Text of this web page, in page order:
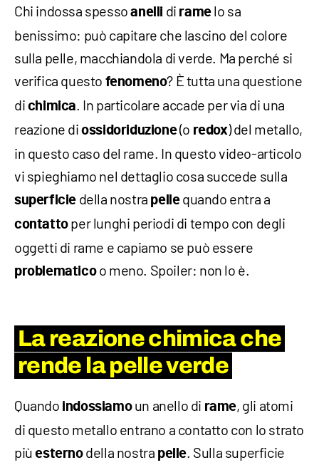
Chi indossa spessoanelli di ramelo sa
benissimo: può capitare che lascino del colore
sulla pelle, macchiandola di verde. Ma perché si
verifica questo fenomeno? È tutta una questione
di chimica. In particolare accade per via di una
reazione diossidoriduzione(o redox) del metallo,
in questo caso del rame. In questo video-articolo
vi spieghiamo nel dettaglio cosa succede sulla
superficie della nostra pellequando entra a
contattoper lunghi periodi di tempo con degli
oggetti di rame e capiamo se può essere
problematicoo meno. Spoiler: non lo è.
La reazione chimica che
rende la pelle verde
Quando indossiamoun anello di rame, gli atomi
di questo metallo entrano a contatto con lo strato
piùesternodella nostra pelle. Sulla superficie